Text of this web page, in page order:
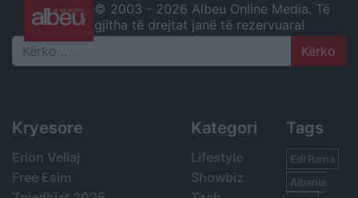
© 2003 - 2026 Albeu Online Media. Të
gjitha të drejtat janë të rezervuara!
Search
Kryesore
Erion Veliaj
Free Esim
Kategori
Lifestyle
Showbiz
Tags
Edi Rama
Albania